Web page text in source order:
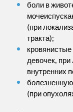
боли в
(при
тракта);
девочек,
внутренних
(при